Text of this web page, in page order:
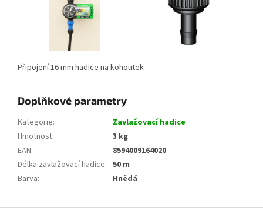
Připojení 16 mm hadice na kohoutek
Doplňkové parametry
Kategorie:
Zavlažovací hadice
Hmotnost:
3 kg
EAN:
8594009164020
Délka zavlažovací hadice: 50 m
Barva: Hnědá